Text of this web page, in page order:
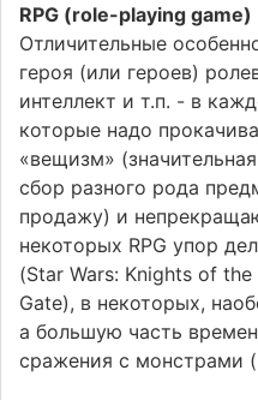
RPG (role-playing game)
Отличительные
героя (или героев)
интеллект и т.п. - в
которые надо
«вещизм»
сбор разного рода
продажу) и
некоторых RPG упор
(Star Wars: Knights of
Gate), в некоторых,
а большую часть
сражения с монстрами